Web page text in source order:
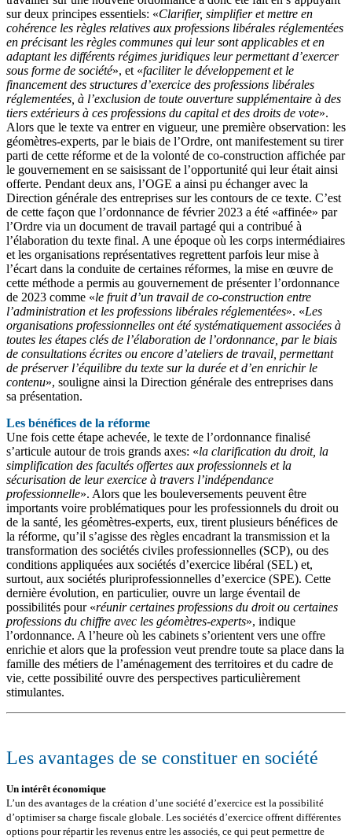
sur deux principes essentiels: «Clarifier, simplifier et mettre en
cohérence les règles relatives aux professions libérales réglementées
en précisant les règles communes qui leur sont applicables et en
adaptant les différents régimes juridiques leur permettant d’exercer
sous forme de société», et «faciliter le développement et le
financement des structures d’exercice des professions libérales
réglementées, à l’exclusion de toute ouverture supplémentaire à des
tiers extérieurs à ces professions du capital et des droits de vote».
Alors que le texte va entrer en vigueur, une première observation: les
géomètres-experts, par le biais de l’Ordre, ont manifestement su tirer
parti de cette réforme et de la volonté de co-construction affichée par
le gouvernement en se saisissant de l’opportunité qui leur était ainsi
offerte. Pendant deux ans, l’OGE a ainsi pu échanger avec la
Direction générale des entreprises sur les contours de ce texte. C’est
de cette façon que l’ordonnance de février 2023 a été «affinée» par
l’Ordre via un document de travail partagé qui a contribué à
l’élaboration du texte final. A une époque où les corps intermédiaires
et les organisations représentatives regrettent parfois leur mise à
l’écart dans la conduite de certaines réformes, la mise en œuvre de
cette méthode a permis au gouvernement de présenter l’ordonnance
de 2023 comme «le fruit d’un travail de co-construction entre
l’administration et les professions libérales réglementées». «Les
organisations professionnelles ont été systématiquement associées à
toutes les étapes clés de l’élaboration de l’ordonnance, par le biais
de consultations écrites ou encore d’ateliers de travail, permettant
de préserver l’équilibre du texte sur la durée et d’en enrichir le
contenu», souligne ainsi la Direction générale des entreprises dans
sa présentation.
Les bénéfices de la réforme
Une fois cette étape achevée, le texte de l’ordonnance finalisé
s’articule autour de trois grands axes: «la clarification du droit, la
simplification des facultés offertes aux professionnels et la
sécurisation de leur exercice à travers l’indépendance
professionnelle». Alors que les bouleversements peuvent être
importants voire problématiques pour les professionnels du droit ou
de la santé, les géomètres-experts, eux, tirent plusieurs bénéfices de
la réforme, qu’il s’agisse des règles encadrant la transmission et la
transformation des sociétés civiles professionnelles (SCP), ou des
conditions appliquées aux sociétés d’exercice libéral (SEL) et,
surtout, aux sociétés pluriprofessionnelles d’exercice (SPE). Cette
dernière évolution, en particulier, ouvre un large éventail de
possibilités pour «réunir certaines professions du droit ou certaines
professions du chiffre avec les géomètres-experts», indique
l’ordonnance. A l’heure où les cabinets s’orientent vers une offre
enrichie et alors que la profession veut prendre toute sa place dans la
famille des métiers de l’aménagement des territoires et du cadre de
vie, cette possibilité ouvre des perspectives particulièrement
stimulantes.
Les avantages de se constituer en société
Un intérêt économique
L’un des avantages de la création d’une société d’exercice est la possibilité
d’optimiser sa charge fiscale globale. Les sociétés d’exercice offrent différentes
options pour répartir les revenus entre les associés, ce qui peut permettre de